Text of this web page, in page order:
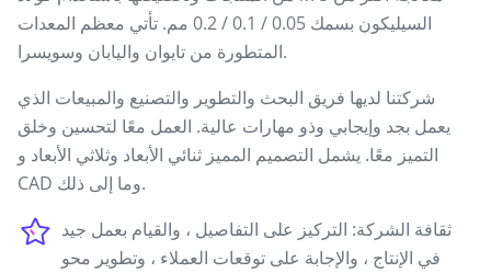
السيليكون بسمك 0.05 / 0.1 / 0.2 مم. تأتي معظم المعدات
المتطورة من تايوان واليابان وسويسرا.
شركتنا لديها فريق البحث والتطوير والتصنيع والمبيعات الذي
يعمل بجد وإيجابي وذو مهارات عالية. العمل معًا لتحسين وخلق
التميز معًا. يشمل التصميم المميز ثنائي الأبعاد وثلاثي الأبعاد و
CAD وما إلى ذلك.
ثقافة الشركة: التركيز على التفاصيل ، والقيام بعمل جيد
في الإنتاج ، والإجابة على توقعات العملاء ، وتطوير محو